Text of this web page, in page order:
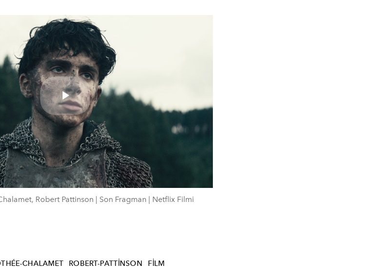
Play
Video
Robert Pattinson | Son Fragman | Netflix Filmi
CHALAMET ROBERT-PATTINSON FILM